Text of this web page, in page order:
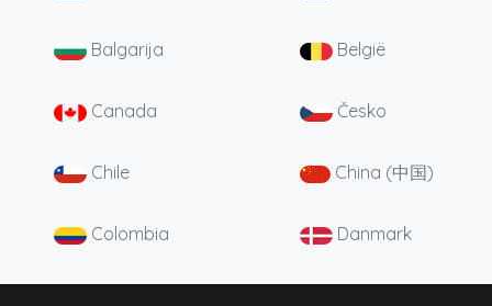
Balgarija België
Canada Česko
Chile China (中国)
Colombia Danmark